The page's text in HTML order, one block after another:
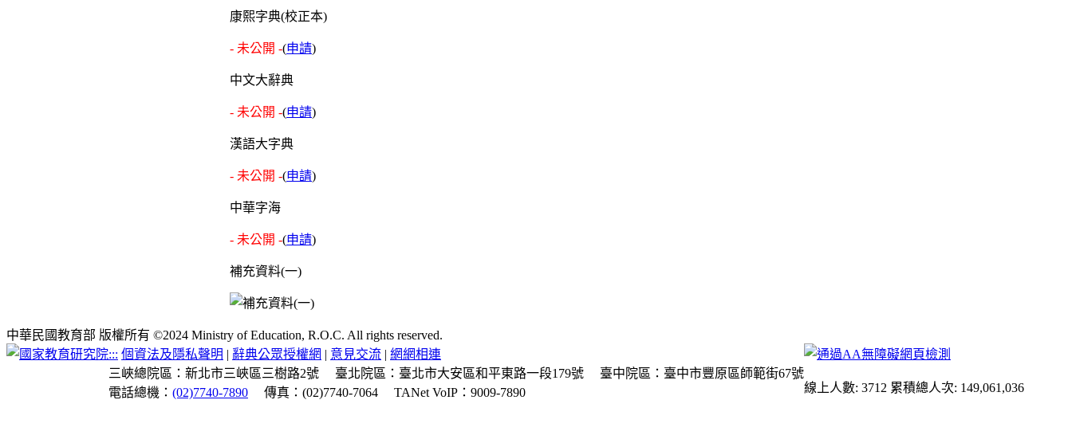
康熙字典(校正本)
- 未公開 -(申請)
中文大辭典
- 未公開 -(申請)
漢語大字典
- 未公開 -(申請)
中華字海
- 未公開 -(申請)
補充資料(一)
中華民國教育部 版權所有 ©2024 Ministry of Education, R.O.C. All rights reserved.
::: 個資法及隱私聲明 | 辭典公眾授權網 | 意見交流 | 網網相連
三峽總院區：新北市三峽區三樹路2號
臺北院區：臺北市大安區和平東路一段179號
臺中院區：臺中市豐原區師範街67號
電話總機： (02)7740-7890 傳真：(02)7740-7064 TANet VoIP：9009-7890 線上人數: 3712 累積總人次: 149,061,036